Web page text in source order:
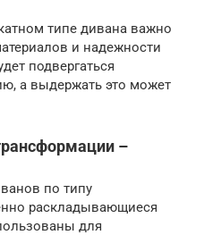
типе дивана важно
и надежности
подвергаться
а выдержать это может
–
по типу
раскладывающиеся
для